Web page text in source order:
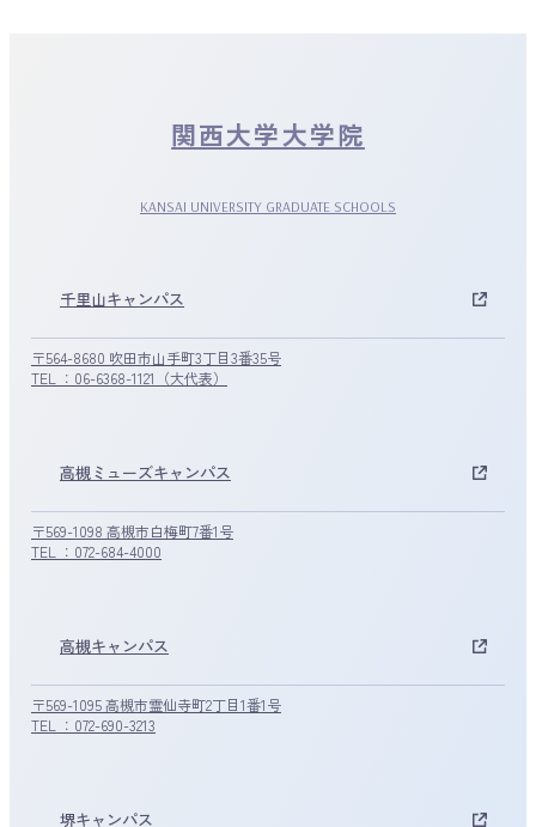
関西大学大学院
KANSAI UNIVERSITY GRADUATE SCHOOLS
千里山キャンパス
〒564-8680 吹田市山手町3丁目3番35号
TEL ：06-6368-1121（大代表）
高槻ミューズキャンパス
〒569-1098 高槻市白梅町7番1号
TEL ：072-684-4000
高槻キャンパス
〒569-1095 高槻市霊仙寺町2丁目1番1号
TEL ：072-690-3213
堺キャンパス